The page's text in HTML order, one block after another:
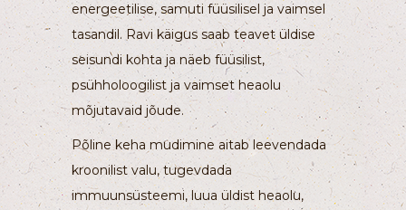
energeetilise, samuti füüsilisel ja vaimsel
tasandil. Ravi käigus saab teavet üldise
seisundi kohta ja näeb füüsilist,
psühholoogilist ja vaimset heaolu
mõjutavaid jõude.
Põline keha mudimine aitab leevendada
kroonilist valu, tugevdada
immuunsüsteemi, luua üldist heaolu,